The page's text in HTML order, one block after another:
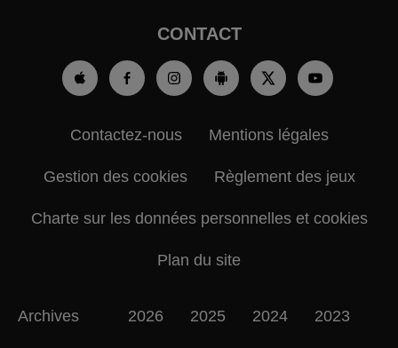
CONTACT
Contactez-nous Mentions légales
Gestion des cookies Règlement des jeux
Charte sur les données personnelles et cookies
Plan du site
Archives 2026 2025 2024 2023